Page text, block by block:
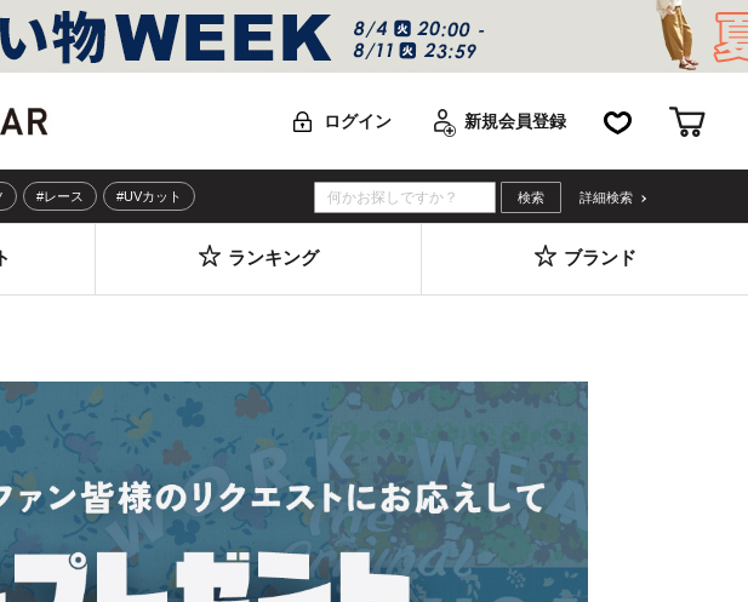
ログイン 新規会員登録 お気に入り
#レース #UVカット 詳細検索
ランキング ブランド